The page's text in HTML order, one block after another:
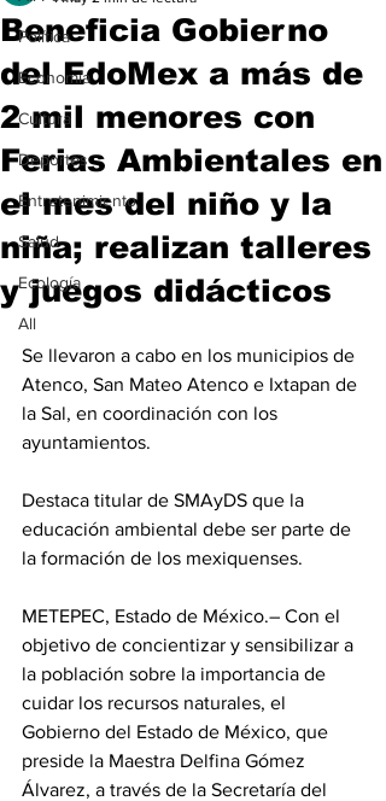
Política
Economía
Cultura
Deportes
Entretenimiento
Salud
Ecología
All
Beneficia Gobierno
del EdoMex a más de
2 mil menores con
Ferias Ambientales en
el mes del niño y la
niña; realizan talleres
y juegos didácticos
Se llevaron a cabo en los municipios de
Atenco, San Mateo Atenco e Ixtapan de
la Sal, en coordinación con los
ayuntamientos.
Destaca titular de SMAyDS que la
educación ambiental debe ser parte de
la formación de los mexiquenses.
METEPEC, Estado de México.– Con el
objetivo de concientizar y sensibilizar a
la población sobre la importancia de
cuidar los recursos naturales, el
Gobierno del Estado de México, que
preside la Maestra Delfina Gómez
Álvarez, a través de la Secretaría del